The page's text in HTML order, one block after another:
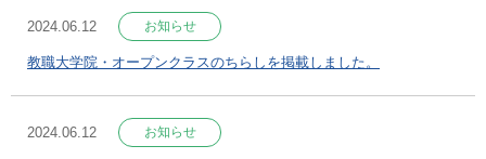
2024.06.12 お知らせ
教職大学院・オープンクラスのちらしを掲載しました。
2024.06.12 お知らせ